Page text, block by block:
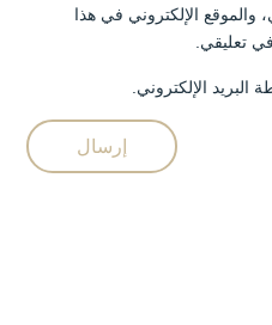
والموقع الإلكتروني في هذا
تعليقي.
البريد الإلكتروني.